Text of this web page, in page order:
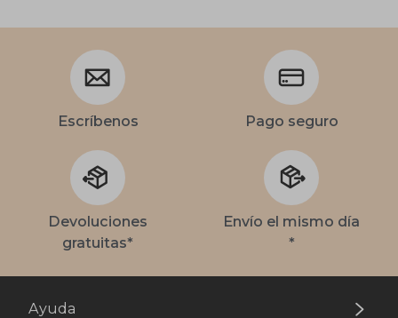
Escríbenos Pago seguro
Devoluciones
gratuitas*
Envío el mismo día
*
Ayuda